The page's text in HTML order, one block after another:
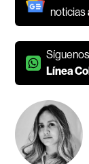
noticias
Línea